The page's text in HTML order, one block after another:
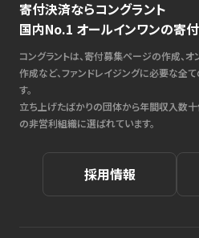
寄付決済ならコングラント
国内No.1 オールインワンの寄
コングラントは、寄付募集ページの作成、
作成など、ファンドレイジングに必要な全
す。
立ち上げたばかりの団体から年間収入数
の非営利組織に選ばれています。
採用情報